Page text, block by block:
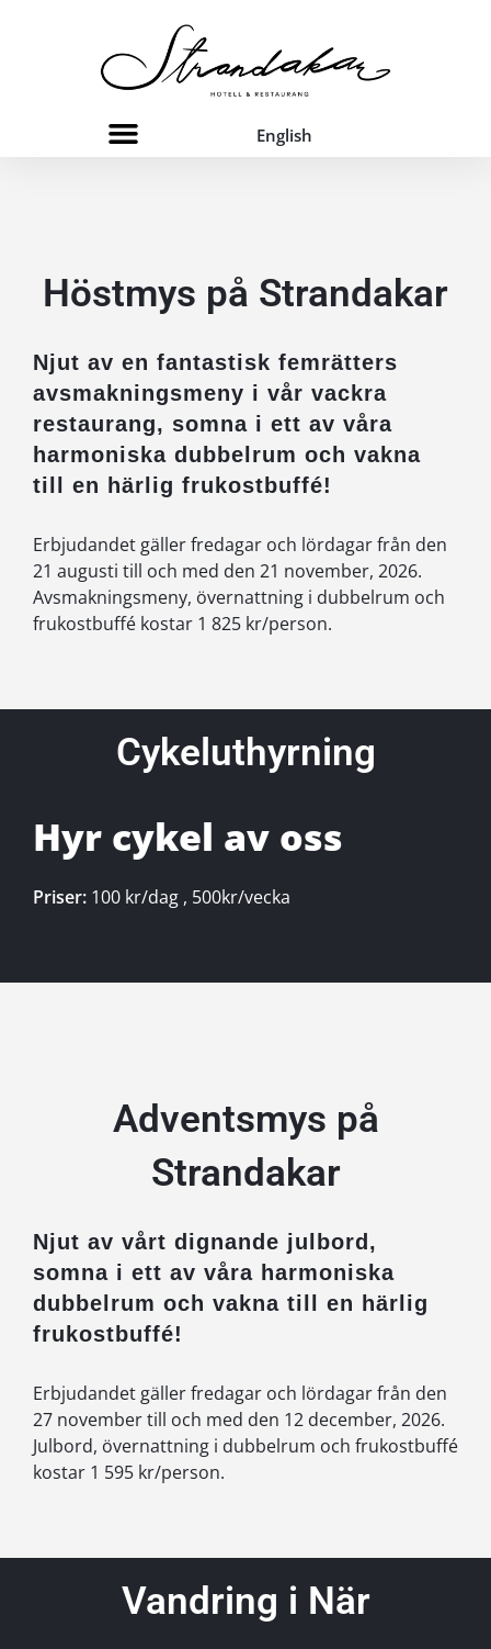
English
Höstmys på Strandakar
Njut av en fantastisk femrätters
avsmakningsmeny i vår vackra
restaurang, somna i ett av våra
harmoniska dubbelrum och vakna
till en härlig frukostbuffé!
Erbjudandet gäller fredagar och lördagar från den
21 augusti till och med den 21 november, 2026.
Avsmakningsmeny, övernattning i dubbelrum och
frukostbuffé kostar 1 825 kr/person.
Cykeluthyrning
Hyr cykel av oss
Priser: 100 kr/dag , 500kr/vecka
Adventsmys på
Strandakar
Njut av vårt dignande julbord,
somna i ett av våra harmoniska
dubbelrum och vakna till en härlig
frukostbuffé!
Erbjudandet gäller fredagar och lördagar från den
27 november till och med den 12 december, 2026.
Julbord, övernattning i dubbelrum och frukostbuffé
kostar 1 595 kr/person.
Vandring i När